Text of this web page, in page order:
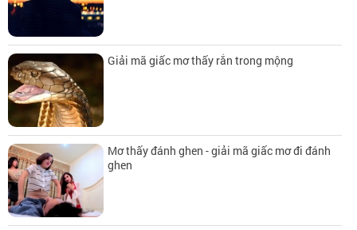
Giải mã giấc mơ thấy rắn trong mộng
Mơ thấy đánh ghen - giải mã giấc mơ đi đánh
ghen